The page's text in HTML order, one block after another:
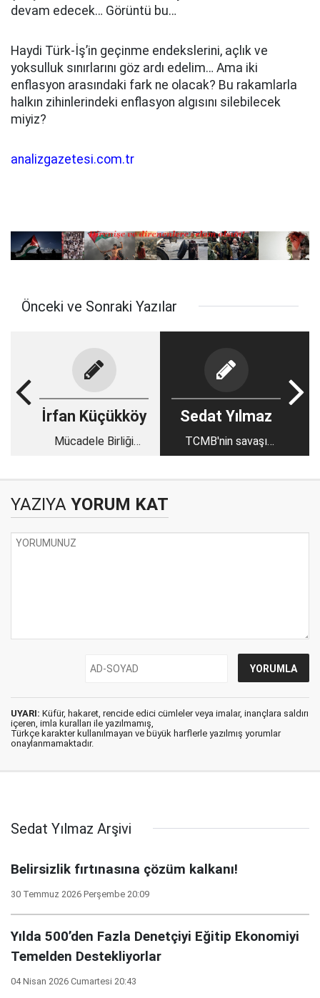
devam edecek… Görüntü bu…
Haydi Türk-İş’in geçinme endekslerini, açlık ve
yoksulluk sınırlarını göz ardı edelim… Ama iki
enflasyon arasındaki fark ne olacak? Bu rakamlarla
halkın zihinlerindeki enflasyon algısını silebilecek
miyiz?
analizgazetesi.com.tr
Önceki ve Sonraki Yazılar
İrfan Küçükköy
Mücadele Birliği
Sedat Yılmaz
TCMB'nin savaşı
bitmedi, bitmeyecek!
YAZIYA YORUM KAT
UYARI: Küfür, hakaret, rencide edici cümleler veya imalar, inançlara saldırı
içeren, imla kuralları ile yazılmamış,
Türkçe karakter kullanılmayan ve büyük harflerle yazılmış yorumlar
onaylanmamaktadır.
Sedat Yılmaz Arşivi
Belirsizlik fırtınasına çözüm kalkanı!
30 Temmuz 2026 Perşembe 20:09
Yılda 500’den Fazla Denetçiyi Eğitip Ekonomiyi
Temelden Destekliyorlar
04 Nisan 2026 Cumartesi 20:43